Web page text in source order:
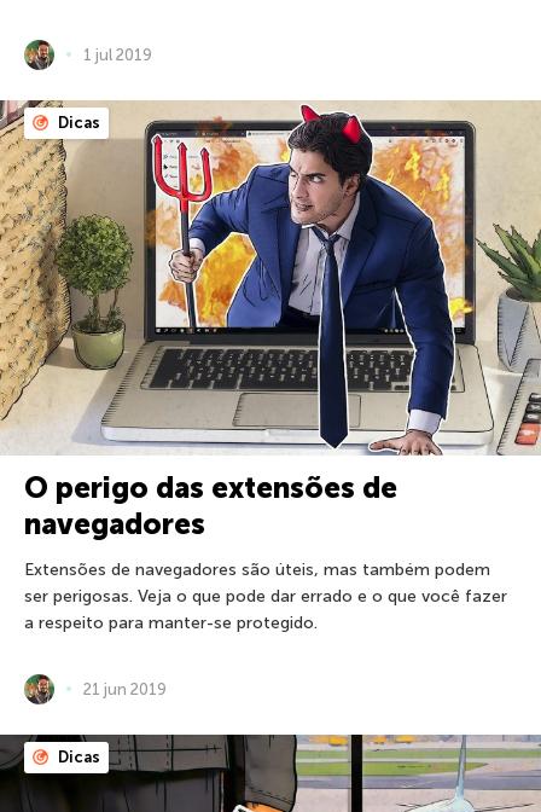
1 jul 2019
Dicas
O perigo das extensões de
navegadores
Extensões de navegadores são úteis, mas também podem
ser perigosas. Veja o que pode dar errado e o que você fazer
a respeito para manter-se protegido.
21 jun 2019
Dicas